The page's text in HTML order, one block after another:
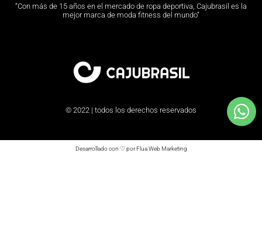
“Con más de 15 años en el mercado de ropa deportiva, Cajubrasil es la
mejor marca de moda fitness del mundo”
© 2022 | todos los derechos reservados
Desarrollado con ♡ por Flua Web Marketing